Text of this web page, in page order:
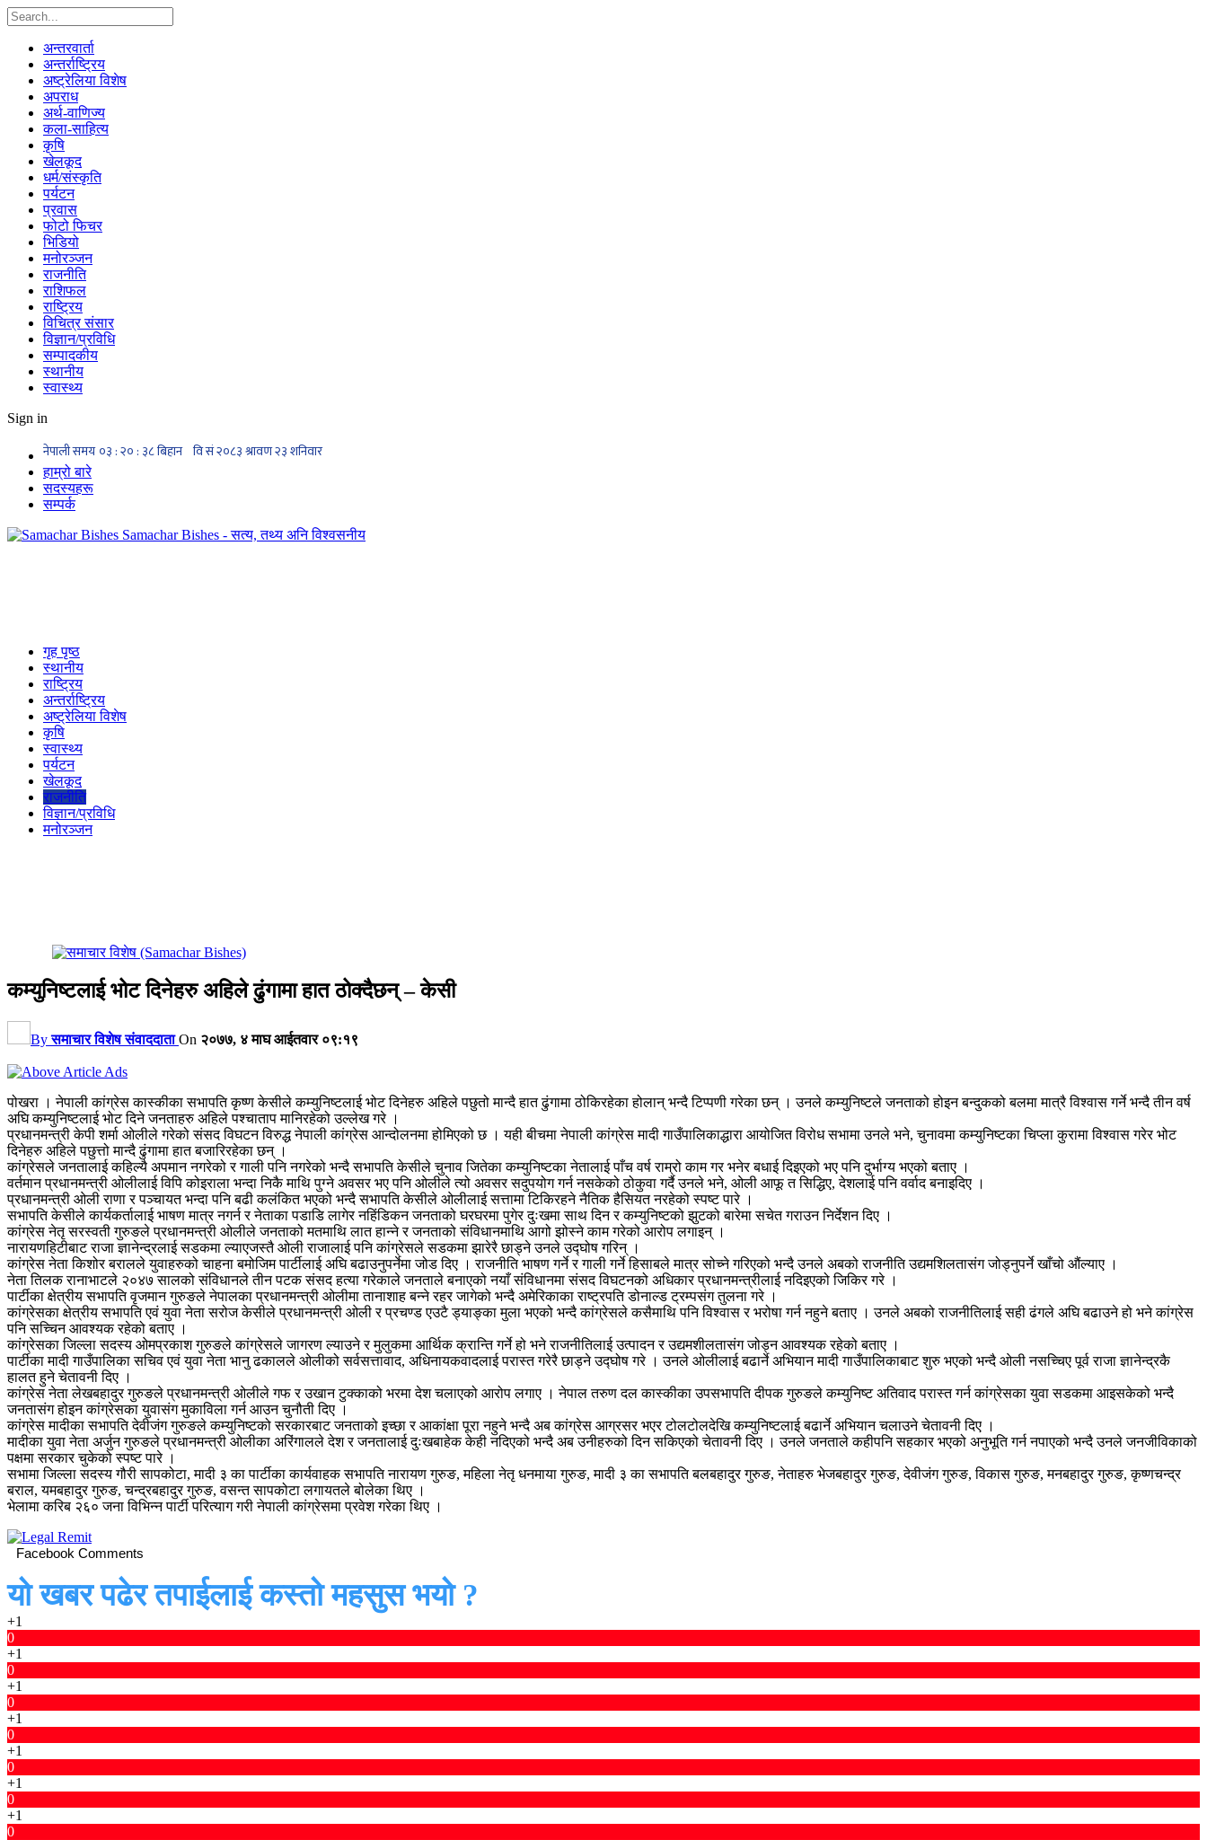
अन्तरवार्ता
अन्तर्राष्ट्रिय
अष्ट्रेलिया विशेष
अपराध
अर्थ-वाणिज्य
कला-साहित्य
कृषि
खेलकूद
धर्म/संस्कृति
पर्यटन
प्रवास
फोटो फिचर
भिडियो
मनोरञ्जन
राजनीति
राशिफल
राष्ट्रिय
विचित्र संसार
विज्ञान/प्रविधि
सम्पादकीय
स्थानीय
स्वास्थ्य
Sign in
हाम्रो बारे
सदस्यहरू
सम्पर्क
Samachar Bishes - सत्य, तथ्य अनि विश्वसनीय
गृह पृष्ठ
स्थानीय
राष्ट्रिय
अन्तर्राष्ट्रिय
अष्ट्रेलिया विशेष
कृषि
स्वास्थ्य
पर्यटन
खेलकूद
राजनीति
विज्ञान/प्रविधि
मनोरञ्जन
कम्युनिष्टलाई भोट दिनेहरु अहिले ढुंगामा हात ठोक्दैछन् – केसी
Byसमाचार विशेष संवाददाता On २०७७, ४ माघ आईतवार ०९:१९
पोखरा । नेपाली कांग्रेस कास्कीका सभापति कृष्ण केसीले कम्युनिष्टलाई भोट दिनेहरु अहिले पछुतो मान्दै हात ढुंगामा ठोकिरहेका होलान् भन्दै टिप्पणी गरेका छन् । उनले कम्युनिष्टले जनताको होइन बन्दुकको बलमा मात्रै विश्वास गर्ने भन्दै तीन वर्ष
अघि कम्युनिष्टलाई भोट दिने जनताहरु अहिले पश्चाताप मानिरहेको उल्लेख गरे ।
प्रधानमन्त्री केपी शर्मा ओलीले गरेको संसद विघटन विरुद्ध नेपाली कांग्रेस आन्दोलनमा होमिएको छ । यही बीचमा नेपाली कांग्रेस मादी गाउँपालिकाद्धारा आयोजित विरोध सभामा उनले भने, चुनावमा कम्युनिष्टका चिप्ला कुरामा विश्वास गरेर भोट
दिनेहरु अहिले पछुत्तो मान्दै ढुंगामा हात बजारिरहेका छन् ।
कांग्रेसले जनतालाई कहिल्यै अपमान नगरेको र गाली पनि नगरेको भन्दै सभापति केसीले चुनाव जितेका कम्युनिष्टका नेतालाई पाँच वर्ष राम्रो काम गर भनेर बधाई दिइएको भए पनि दुर्भाग्य भएको बताए ।
वर्तमान प्रधानमन्त्री ओलीलाई विपि कोइराला भन्दा निकै माथि पुग्ने अवसर भए पनि ओलीले त्यो अवसर सदुपयोग गर्न नसकेको ठोकुवा गर्दै उनले भने, ओली आफू त सिद्धिए, देशलाई पनि वर्वाद बनाइदिए ।
प्रधानमन्त्री ओली राणा र पञ्चायत भन्दा पनि बढी कलंकित भएको भन्दै सभापति केसीले ओलीलाई सत्तामा टिकिरहने नैतिक हैसियत नरहेको स्पष्ट पारे ।
सभापति केसीले कार्यकर्तालाई भाषण मात्र नगर्न र नेताका पडाडि लागेर नहिंडिकन जनताको घरघरमा पुगेर दुःखमा साथ दिन र कम्युनिष्टको झुटको बारेमा सचेत गराउन निर्देशन दिए ।
कांग्रेस नेतृ सरस्वती गुरुङले प्रधानमन्त्री ओलीले जनताको मतमाथि लात हान्ने र जनताको संविधानमाथि आगो झोस्ने काम गरेको आरोप लगाइन् ।
नारायणहिटीबाट राजा ज्ञानेन्द्रलाई सडकमा ल्याएजस्तै ओली राजालाई पनि कांग्रेसले सडकमा झारेरै छाड्ने उनले उद्घोष गरिन् ।
कांग्रेस नेता किशोर बरालले युवाहरुको चाहना बमोजिम पार्टीलाई अघि बढाउनुपर्नेमा जोड दिए । राजनीति भाषण गर्ने र गाली गर्ने हिसाबले मात्र सोच्ने गरिएको भन्दै उनले अबको राजनीति उद्यमशिलतासंग जोड्नुपर्ने खाँचो औंल्याए ।
नेता तिलक रानाभाटले २०४७ सालको संविधानले तीन पटक संसद हत्या गरेकाले जनताले बनाएको नयाँ संविधानमा संसद विघटनको अधिकार प्रधानमन्त्रीलाई नदिइएको जिकिर गरे ।
पार्टीका क्षेत्रीय सभापति वृजमान गुरुङले नेपालका प्रधानमन्त्री ओलीमा तानाशाह बन्ने रहर जागेको भन्दै अमेरिकाका राष्ट्रपति डोनाल्ड ट्रम्पसंग तुलना गरे ।
कांग्रेसका क्षेत्रीय सभापति एवं युवा नेता सरोज केसीले प्रधानमन्त्री ओली र प्रचण्ड एउटै ड्याङ्का मुला भएको भन्दै कांग्रेसले कसैमाथि पनि विश्वास र भरोषा गर्न नहुने बताए । उनले अबको राजनीतिलाई सही ढंगले अघि बढाउने हो भने कांग्रेस
पनि सच्चिन आवश्यक रहेको बताए ।
कांग्रेसका जिल्ला सदस्य ओमप्रकाश गुरुङले कांग्रेसले जागरण ल्याउने र मुलुकमा आर्थिक क्रान्ति गर्ने हो भने राजनीतिलाई उत्पादन र उद्यमशीलतासंग जोड्न आवश्यक रहेको बताए ।
पार्टीका मादी गाउँपालिका सचिव एवं युवा नेता भानु ढकालले ओलीको सर्वसत्तावाद, अधिनायकवादलाई परास्त गरेरै छाड्ने उद्घोष गरे । उनले ओलीलाई बढार्ने अभियान मादी गाउँपालिकाबाट शुरु भएको भन्दै ओली नसच्चिए पूर्व राजा ज्ञानेन्द्रकै
हालत हुने चेतावनी दिए ।
कांग्रेस नेता लेखबहादुर गुरुङले प्रधानमन्त्री ओलीले गफ र उखान टुक्काको भरमा देश चलाएको आरोप लगाए । नेपाल तरुण दल कास्कीका उपसभापति दीपक गुरुङले कम्युनिष्ट अतिवाद परास्त गर्न कांग्रेसका युवा सडकमा आइसकेको भन्दै
जनतासंग होइन कांग्रेसका युवासंग मुकाविला गर्न आउन चुनौती दिए ।
कांग्रेस मादीका सभापति देवीजंग गुरुङले कम्युनिष्टको सरकारबाट जनताको इच्छा र आकांक्षा पूरा नहुने भन्दै अब कांग्रेस आग्रसर भएर टोलटोलदेखि कम्युनिष्टलाई बढार्ने अभियान चलाउने चेतावनी दिए ।
मादीका युवा नेता अर्जुन गुरुङले प्रधानमन्त्री ओलीका अरिंगालले देश र जनतालाई दुःखबाहेक केही नदिएको भन्दै अब उनीहरुको दिन सकिएको चेतावनी दिए । उनले जनताले कहीपनि सहकार भएको अनुभूति गर्न नपाएको भन्दै उनले जनजीविकाको
पक्षमा सरकार चुकेको स्पष्ट पारे ।
सभामा जिल्ला सदस्य गौरी सापकोटा, मादी ३ का पार्टीका कार्यवाहक सभापति नारायण गुरुङ, महिला नेतृ धनमाया गुरुङ, मादी ३ का सभापति बलबहादुर गुरुङ, नेताहरु भेजबहादुर गुरुङ, देवीजंग गुरुङ, विकास गुरुङ, मनबहादुर गुरुङ, कृष्णचन्द्र
बराल, यमबहादुर गुरुङ, चन्द्रबहादुर गुरुङ, वसन्त सापकोटा लगायतले बोलेका थिए ।
भेलामा करिब २६० जना विभिन्न पार्टी परित्याग गरी नेपाली कांग्रेसमा प्रवेश गरेका थिए ।
Facebook Comments
यो खबर पढेर तपाईलाई कस्तो महसुस भयो ?
+1
0
+1
0
+1
0
+1
0
+1
0
+1
0
+1
0